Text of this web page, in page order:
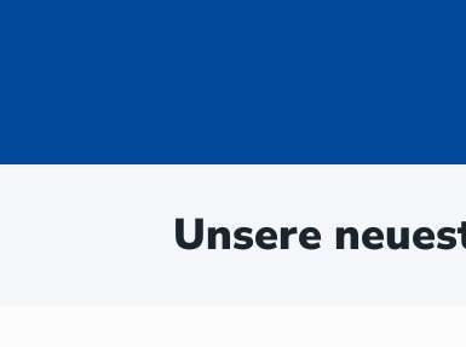
Unsere